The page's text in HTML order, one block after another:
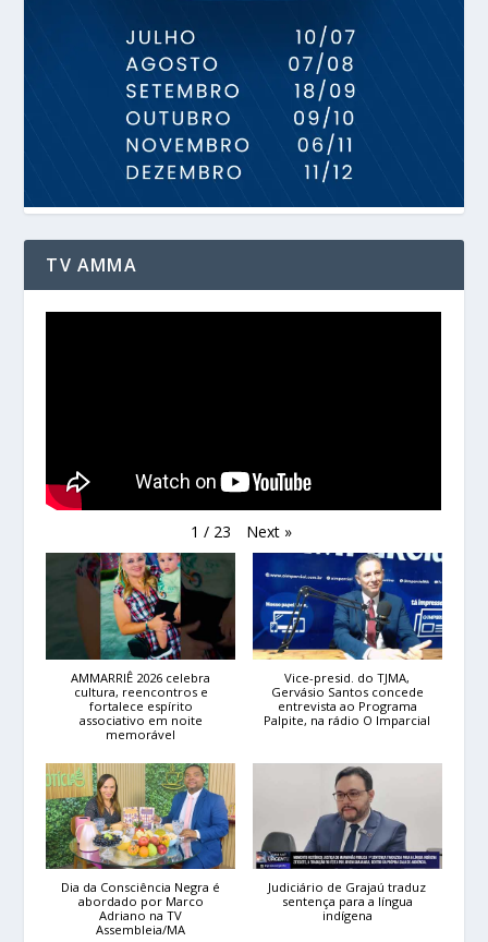
TV AMMA
1 / 23 Next »
AMMARRIÊ 2026 celebra
cultura, reencontros e
fortalece espírito
associativo em noite
memorável
Vice-presid. do TJMA,
Gervásio Santos concede
entrevista ao Programa
Palpite, na rádio O Imparcial
Dia da Consciência Negra é
abordado por Marco
Adriano na TV
Assembleia/MA
Judiciário de Grajaú traduz
sentença para a língua
indígena